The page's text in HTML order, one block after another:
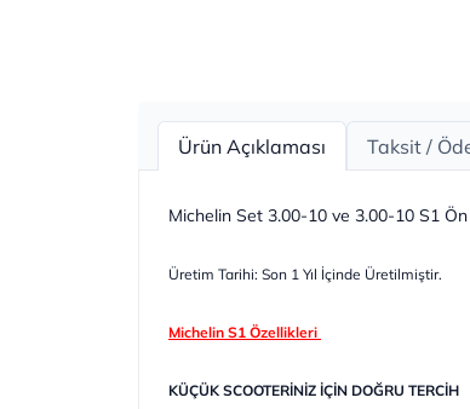
Ürün Açıklaması Taksit /
Michelin Set 3.00-10 ve 3.00-10 S1
Üretim Tarihi: Son 1 Yıl İçinde Üretilmiştir.
Michelin S1 Özellikleri
KÜÇÜK SCOOTERİNİZ İÇİN DOĞRU TERCİH